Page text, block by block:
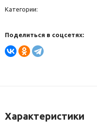
Категории:
Поделиться в соцсетях:
Характеристики